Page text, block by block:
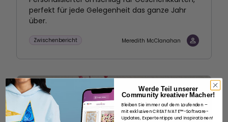
perfekt für jede Gelegenheit das ganze Jahr
über.
Zwischenbericht Meredith McClanahan
Kostenlos
Werde Teil unserer
Community kreativer Macher!
Bleiben Sie immer auf dem Laufenden –
mit exklusiven CREATIVATE™-Software-
Updates, Expertentipps und Inspirationen!